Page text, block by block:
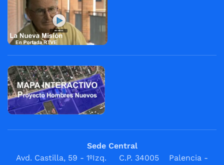
Sede Central
Avd. Castilla, 59 - 1ºIzq. C.P. 34005 Palencia -